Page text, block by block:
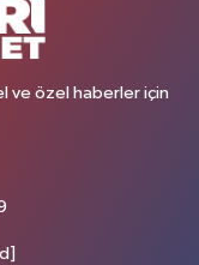
ve özel haberler için